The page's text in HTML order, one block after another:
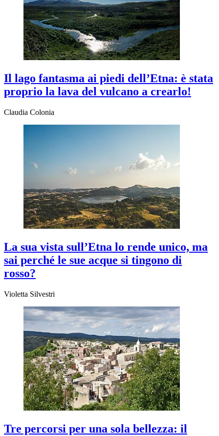
Il lago fantasma ai piedi dell’Etna: è stata
proprio la lava del vulcano a crearlo!
Claudia Colonia
La sua vista sull’Etna lo rende unico, ma
sai perché le sue acque si tingono di
rosso?
Violetta Silvestri
Tre percorsi per una sola bellezza: il